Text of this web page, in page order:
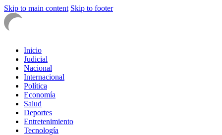
Skip to main content Skip to footer
Inicio
Judicial
Nacional
Internacional
Política
Economía
Salud
Deportes
Entretenimiento
Tecnología